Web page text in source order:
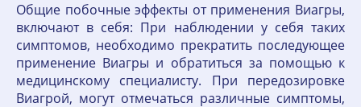
Общие побочные эффекты от применения Виагры,
включают в себя: При наблюдении у себя таких
симптомов, необходимо прекратить последующее
применение Виагры и обратиться за помощью к
медицинскому специалисту. При передозировке
Виагрой, могут отмечаться различные симптомы,